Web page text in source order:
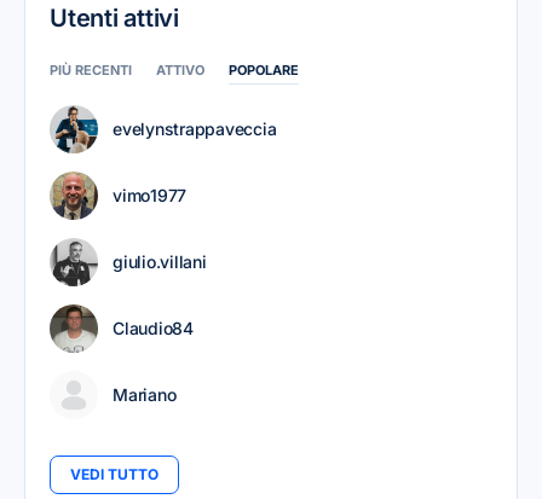
Utenti attivi
PIÙ RECENTI ATTIVO POPOLARE
evelynstrappaveccia
vimo1977
giulio.villani
Claudio84
Mariano
VEDI TUTTO